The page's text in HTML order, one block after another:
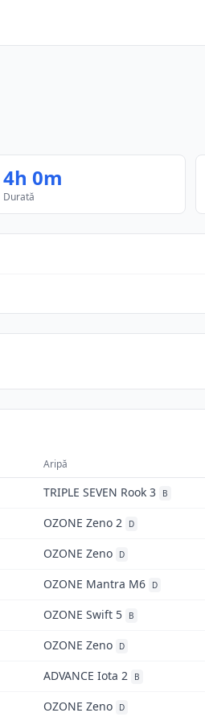
4h 0m
Durată
Aripă
TRIPLE SEVEN Rook 3 B
OZONE Zeno 2 D
OZONE Zeno D
OZONE Mantra M6 D
OZONE Swift 5 B
OZONE Zeno D
ADVANCE Iota 2 B
OZONE Zeno D